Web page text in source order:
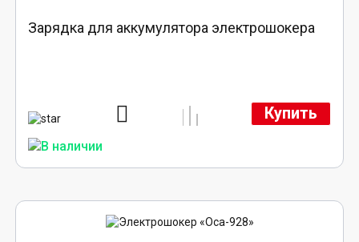
Зарядка для аккумулятора электрошокера
Купить